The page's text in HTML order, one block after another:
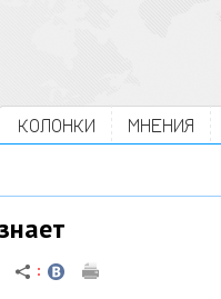
КОЛОНКИ МНЕНИЯ